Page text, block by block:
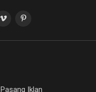
Pasang Iklan